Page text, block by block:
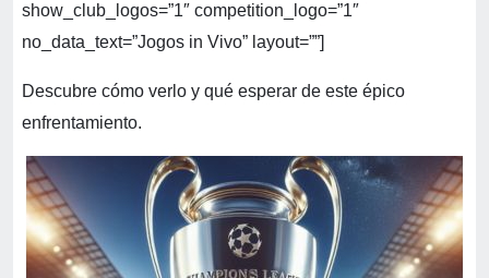
show_club_logos=”1″ competition_logo=”1″
no_data_text=”Jogos in Vivo” layout=””]
Descubre cómo verlo y qué esperar de este épico
enfrentamiento.